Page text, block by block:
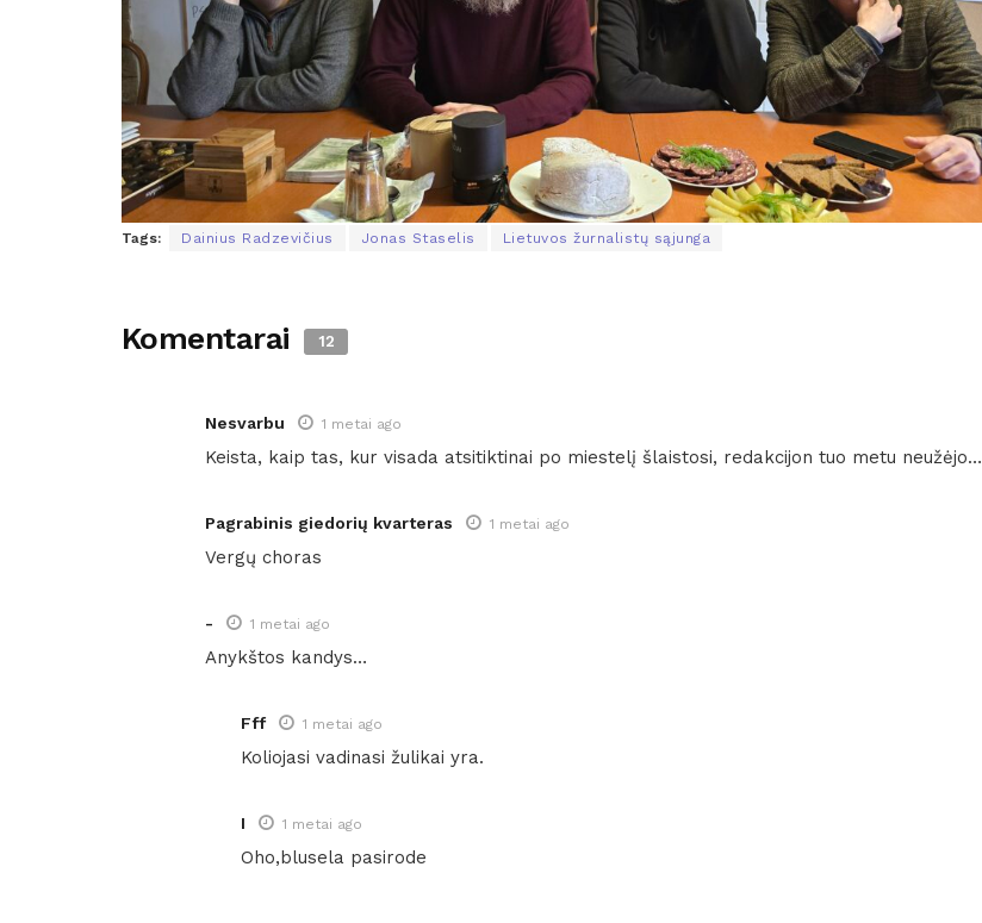
Tags: Dainius Radzevičius Jonas Staselis Lietuvos žurnalistų sąjunga
Komentarai 12
Nesvarbu 1 metai ago
Keista, kaip tas, kur visada atsitiktinai po miestelį šlaistosi, redakcijon tuo metu neužėjo…
Pagrabinis giedorių kvarteras 1 metai ago
Vergų choras
- 1 metai ago
Anykštos kandys…
Fff 1 metai ago
Koliojasi vadinasi žulikai yra.
I 1 metai ago
Oho,blusela pasirode